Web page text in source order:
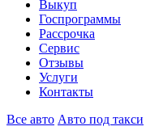
Выкуп
Госпрограммы
Рассрочка
Сервис
Отзывы
Услуги
Контакты
Все авто Авто под такси